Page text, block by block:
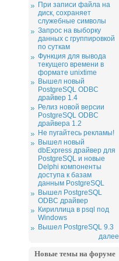
При записи файла на
диск, сохраняет
служебные символы
Запрос на выборку
данных с группировкой
по суткам
Функция для вывода
текущего времени в
формате unixtime
Вышел новый
PostgreSQL ODBC
драйвер 1.4
Релиз новой версии
PostgreSQL ODBC
драйвера 1.2
Не пугайтесь рекламы!
Вышел новый
dbExpress драйвер для
PostgreSQL и новые
Delphi компоненты
доступа к базам
данным PostgreSQL
Вышел PostgreSQL
ODBC драйвер
Кириллица в psql под
Windows
Вышел PostgreSQL 9.3
далее
Новые темы на форуме